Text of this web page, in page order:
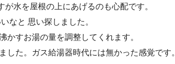
水を屋根の上にあげるのも心配です。
なと 思い探しました。
かすお湯の量を調整してくれます。
た。ガス給湯器時代には無かった感覚です。